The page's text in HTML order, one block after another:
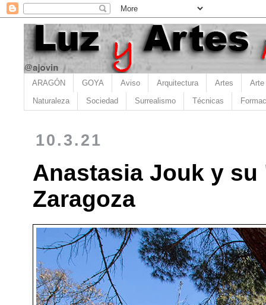
ARAGÓN GOYA Aviso Arquitectura Artes Arte
Naturaleza Sociedad Surrealismo Técnicas
10.3.21
Anastasia Jouk y
Zaragoza